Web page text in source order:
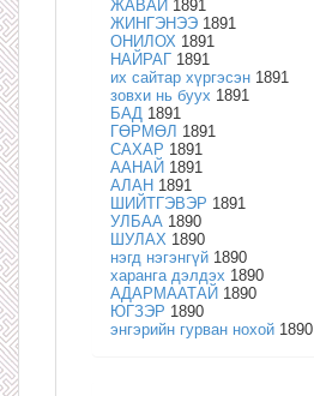
ЖАВАЙ 1891
ЖИНГЭНЭЭ 1891
ОНИЛОХ 1891
НАЙРАГ 1891
их сайтар хүргэсэн 1891
зовхи нь буух 1891
БАД 1891
ГӨРМӨЛ 1891
САХАР 1891
ААНАЙ 1891
АЛАН 1891
ШИЙТГЭВЭР 1891
УЛБАА 1890
ШУЛАХ 1890
нэгд нэгэнгүй 1890
харанга дэлдэх 1890
АДАРМААТАЙ 1890
ЮГЗЭР 1890
энгэрийн гурван нохой 1890